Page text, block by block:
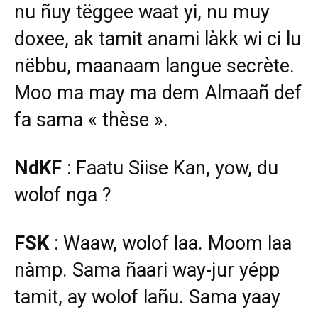
nu ñuy tëggee waat yi, nu muy
doxee, ak tamit anami làkk wi ci lu
nëbbu, maanaam langue secrète.
Moo ma may ma dem Almaañ def
fa sama « thèse ».
NdKF : Faatu Siise Kan, yow, du
wolof nga ?
FSK: Waaw, wolof laa. Moom laa
nàmp. Sama ñaari way-jur yépp
tamit, ay wolof lañu. Sama yaay